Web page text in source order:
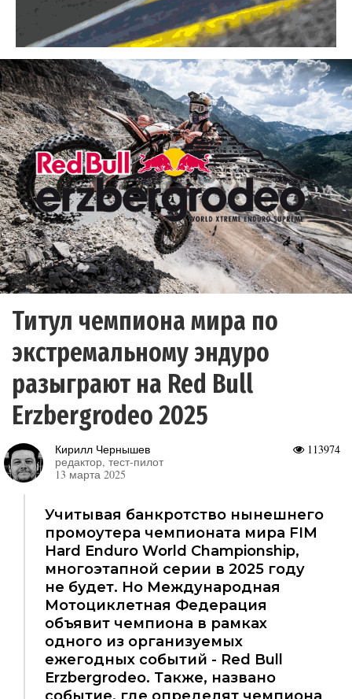
Титул чемпиона мира по
экстремальному эндуро
разыграют на Red Bull
Erzbergrodeo 2025
113974
Кирилл Чернышев
редактор, тест-пилот
13 марта 2025
Учитывая банкротство нынешнего
промоутера чемпионата мира FIM
Hard Enduro World Championship,
многоэтапной серии в 2025 году
не будет. Но Международная
Мотоциклетная Федерация
объявит чемпиона в рамках
одного из организуемых
ежегодных событий - Red Bull
Erzbergrodeo. Также, названо